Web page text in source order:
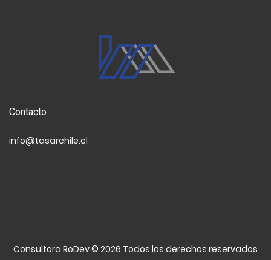
Contacto
info@tasarchile.cl
Consultora RoDev © 2026 Todos los derechos reservados